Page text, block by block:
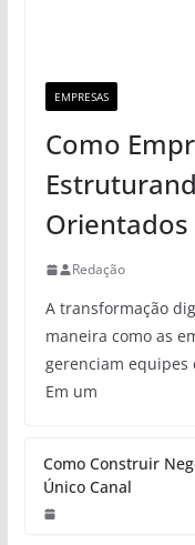
EMPRESAS
Como
Orientados
Redação
A transformação
maneira como as
gerenciam equipes
Em um
Como Construir
Único Canal